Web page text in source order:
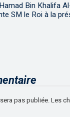
Bin Khalifa
SM le Roi à la
pas publiée. Les